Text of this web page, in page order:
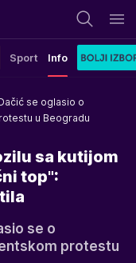
Sport Info
se oglasio o
u Beogradu
sa kutijom
top":
se o
protestu